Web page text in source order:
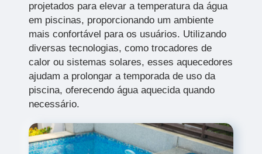
projetados para elevar a temperatura da água
em piscinas, proporcionando um ambiente
mais confortável para os usuários. Utilizando
diversas tecnologias, como trocadores de
calor ou sistemas solares, esses aquecedores
ajudam a prolongar a temporada de uso da
piscina, oferecendo água aquecida quando
necessário.